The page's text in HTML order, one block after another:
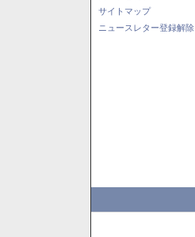
サイトマップ
ニュースレター登録解除